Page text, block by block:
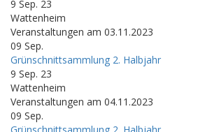
9 Sep. 23
Wattenheim
Veranstaltungen am 03.11.2023
09 Sep.
Grünschnittsammlung 2. Halbjahr
9 Sep. 23
Wattenheim
Veranstaltungen am 04.11.2023
09 Sep.